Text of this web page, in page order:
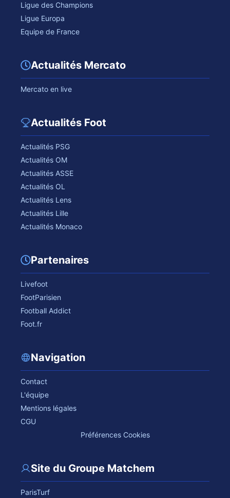
Ligue des Champions
Ligue Europa
Equipe de France
Actualités Mercato
Mercato en live
Actualités Foot
Actualités PSG
Actualités OM
Actualités ASSE
Actualités OL
Actualités Lens
Actualités Lille
Actualités Monaco
Partenaires
Livefoot
FootParisien
Football Addict
Foot.fr
Navigation
Contact
L'équipe
Mentions légales
CGU
Préférences Cookies
Site du Groupe Matchem
ParisTurf